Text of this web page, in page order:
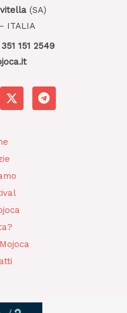
(SA)
ITALIA
151 2549
T
e